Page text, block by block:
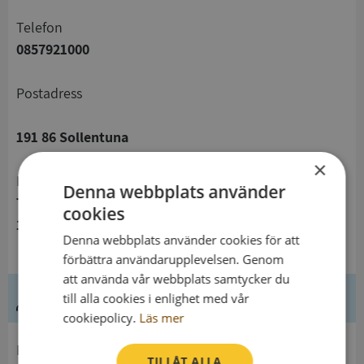
telefon
0857921000
Postadress
191 86 Sollentuna
Turebergs Torg 1
191 47 Sollentuna
Ledning
×
Denna webbplats använder
cookies
Denna webbplats använder cookies för att
förbättra användarupplevelsen. Genom
att använda vår webbplats samtycker du
till alla cookies i enlighet med vår
cookiepolicy. Läs mer